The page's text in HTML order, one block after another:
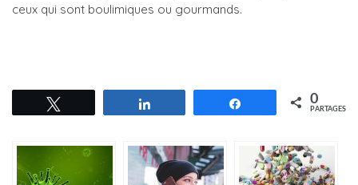
ceux qui sont boulimiques ou gourmands.
Partagez 0
PARTAGES